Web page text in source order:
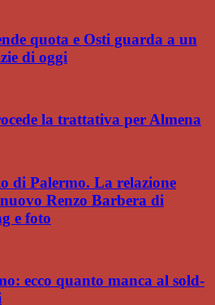
quota e Osti guarda a un
di oggi
la trattativa per Almena
di Palermo. La relazione
Renzo Barbera di
e foto
ecco quanto manca al sold-